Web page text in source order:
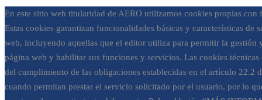
En este sitio web titularidad de AERO utilizamos cookies propias con
Estas cookies garantizan funcionalidades básicas y características de
web, incluyendo aquellas que el editor utiliza para permitir la gestión
página web y habilitar sus funciones y servicios. Las cookies técnicas
del cumplimiento de las obligaciones establecidas en el artículo 22.2
cuando permitan prestar el servicio solicitado por el usuario, por lo